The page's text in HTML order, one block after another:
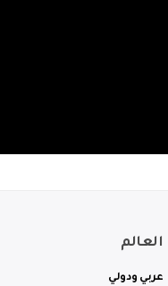
العالم
عربي ودولي